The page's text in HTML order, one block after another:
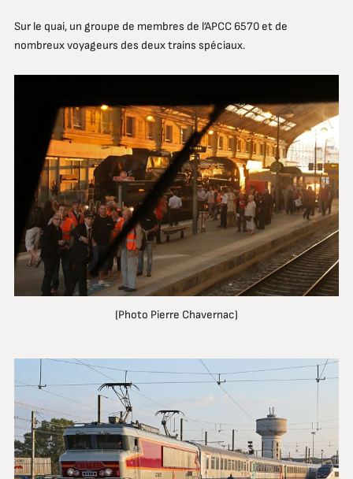
Sur le quai, un groupe de membres de l’APCC 6570 et de
nombreux voyageurs des deux trains spéciaux.
(Photo Pierre Chavernac)